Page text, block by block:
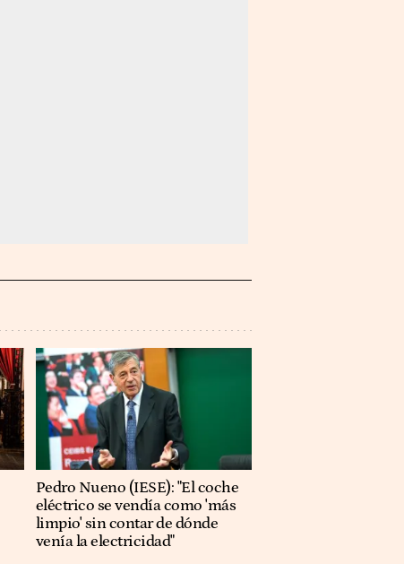
Pedro Nueno (IESE): "El coche
eléctrico se vendía como 'más
limpio' sin contar de dónde
venía la electricidad"